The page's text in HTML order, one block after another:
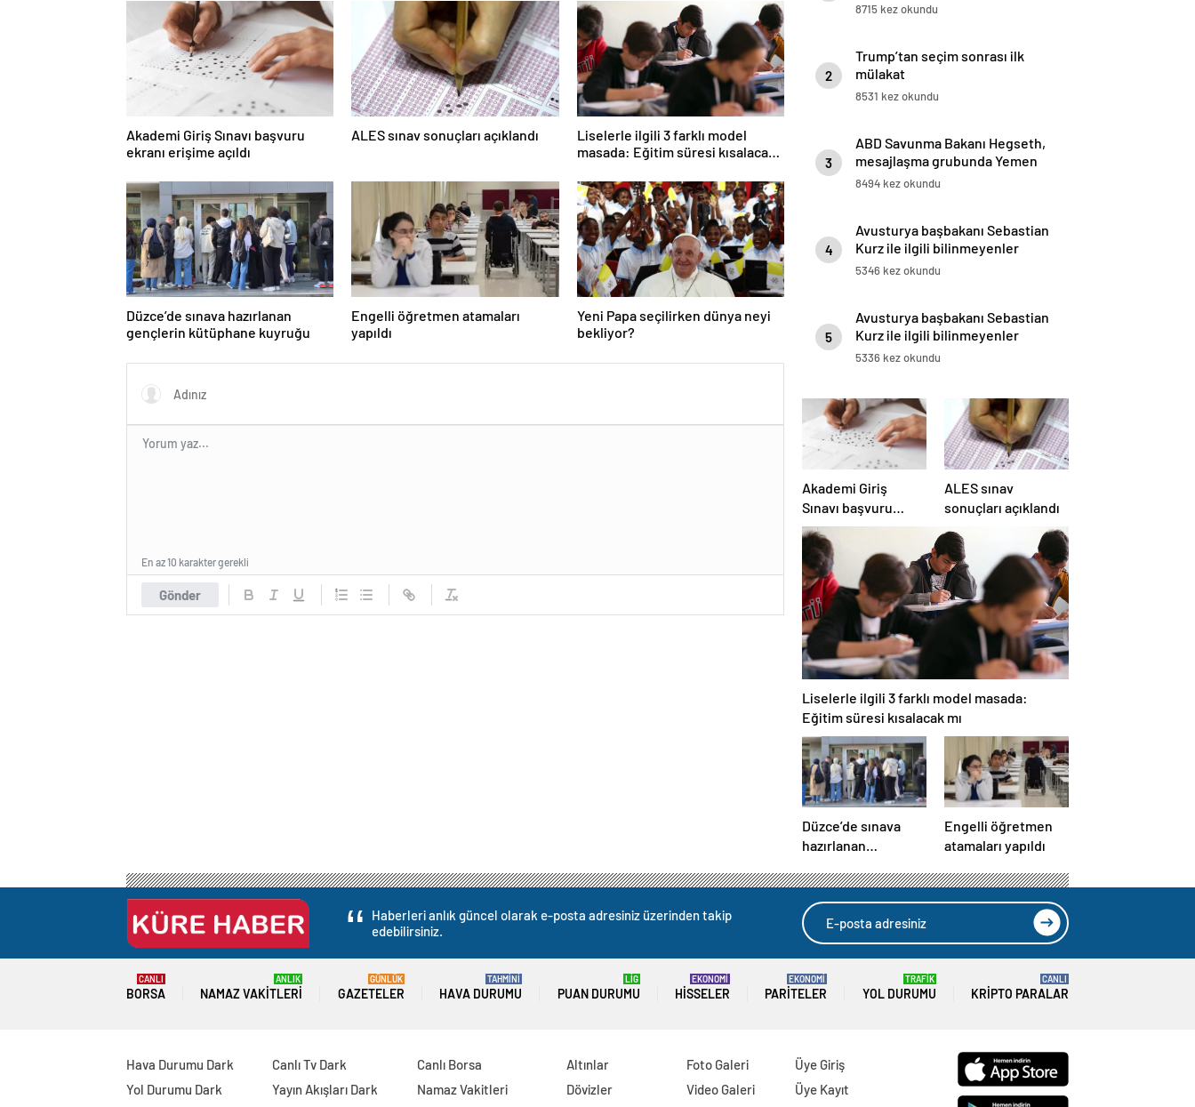
Akademi Giriş Sınavı başvuru
ekranı erişime açıldı
ALES sınav sonuçları açıklandı
Liselerle ilgili 3 farklı model
masada: Eğitim süresi kısalacak
Düzce’de sınava hazırlanan
gençlerin kütüphane kuyruğu
Engelli öğretmen atamaları
yapıldı
Yeni Papa seçilirken dünya neyi
bekliyor?
Gönder
En az 10 karakter gerekli
8715 kez okundu
2
Trump’tan seçim sonrası ilk
mülakat
8531 kez okundu
3
ABD Savunma Bakanı Hegseth,
mesajlaşma grubunda Yemen
saldırısının ayrıntılarını paylaştı
8494 kez okundu
4
Avusturya başbakanı Sebastian
Kurz ile ilgili bilinmeyenler
5346 kez okundu
5
Avusturya başbakanı Sebastian
Kurz ile ilgili bilinmeyenler
5336 kez okundu
Akademi Giriş
Sınavı başvuru
ekranı erişime açıldı
ALES sınav
sonuçları açıklandı
Liselerle ilgili 3 farklı model masada:
Eğitim süresi kısalacak mı
Düzce’de sınava
hazırlanan
kütüphane kuyruğu
Engelli öğretmen
atamaları yapıldı
Haberleri anlık güncel olarak e-posta adresiniz üzerinden takip
edebilirsiniz.
BORSA
CANLI
NAMAZ VAKITLERI
ANLIK
GAZETELER
GÜNLÜK
HAVA DURUMU
TAHMİNİ
PUAN DURUMU
LİG
HISSELER
EKONOMİ
PARITELER
EKONOMİ
YOL DURUMU
TRAFİK
KRIPTO PARALAR
CANLI
Hava Durumu Dark
Yol Durumu Dark
Canlı Tv Dark
Yayın Akışları Dark
Canlı Borsa
Namaz Vakitleri
Altınlar
Dövizler
Foto Galeri
Video Galeri
Üye Giriş
Üye Kayıt